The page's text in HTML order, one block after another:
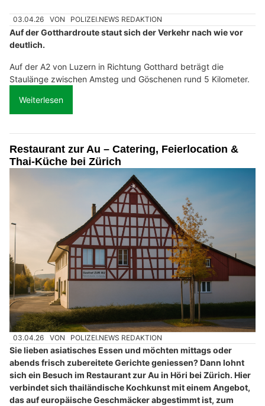
03.04.26 VON POLIZEI.NEWS REDAKTION
Auf der Gotthardroute staut sich der Verkehr nach wie vor
deutlich.
Auf der A2 von Luzern in Richtung Gotthard beträgt die
Staulänge zwischen Amsteg und Göschenen rund 5 Kilometer.
Weiterlesen
Restaurant zur Au – Catering, Feierlocation &
Thai-Küche bei Zürich
03.04.26 VON POLIZEI.NEWS REDAKTION
Sie lieben asiatisches Essen und möchten mittags oder
abends frisch zubereitete Gerichte geniessen? Dann lohnt
sich ein Besuch im Restaurant zur Au in Höri bei Zürich. Hier
verbindet sich thailändische Kochkunst mit einem Angebot,
das auf europäische Geschmäcker abgestimmt ist, zum